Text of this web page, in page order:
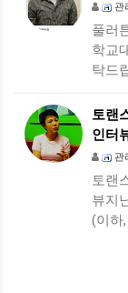
관
풀러
학교
탁드
토랜
인터
관
토랜
뷰지
(이하,